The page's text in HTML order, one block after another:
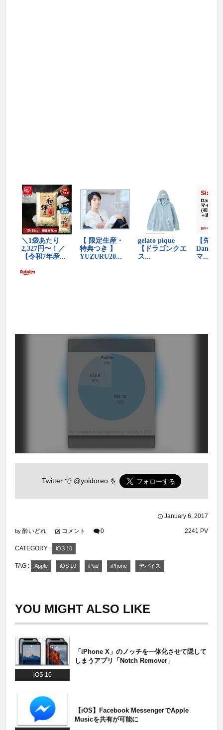
Twitter で @yoidoreo を
January 6 2017
by 酔いどれ コメント 0 2241 PV
CATEGORY : iOS 10
TAG : Apple iOS 10 iPad iPhone デバイス
YOU MIGHT ALSO LIKE
iOS 10
「iPhone X」のノッチを一体化させて隠して
しまうアプリ「Notch Remover」
【iOS】Facebook MessengerでApple
Musicを共有が可能に